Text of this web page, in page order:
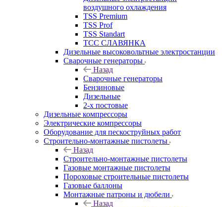
воздушного охлаждения
TSS Premium
TSS Prof
TSS Standart
ТСС СЛАВЯНКА
Дизельные высоковольтные электростанции
Сварочные генераторы
Назад
Сварочные генераторы
Бензиновые
Дизельные
2-х постовые
Дизельные компрессоры
Электрические компрессоры
Оборудование для пескоструйных работ
Строительно-монтажные пистолеты
Назад
Строительно-монтажные пистолеты
Газовые монтажные пистолеты
Пороховые строительные пистолеты
Газовые баллоны
Монтажные патроны и дюбели
Назад